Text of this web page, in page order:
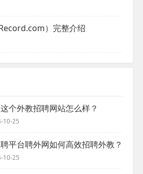
）完整介绍
个外教招聘网站怎么样？
10-25
平台聘外网如何高效招聘外教？
10-25